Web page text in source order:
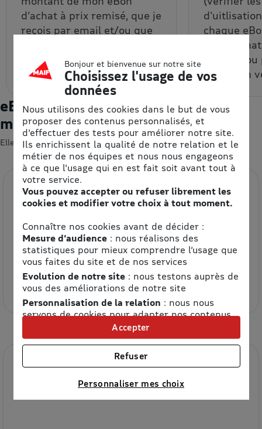
d’achat à prix remisé, que je
reçois par email et/ou que
espace personnel.
chaque
bon
un code
code à un
eBons d'achats : les enseignes du
moment
Elles devraient vous intéresser 😍
Etam
8.5% de remise
Bonjour et bienvenue sur notre site
Choisissez l'usage de vos
données
Nous utilisons des cookies dans le but de vous
proposer des contenus personnalisés, et
d'effectuer des tests pour améliorer notre site.
Ils enrichissent la qualité de notre relation et le
métier de nos équipes et nous nous engageons
à ce que l'usage qui en est fait soit avant tout à
votre service.
Vous pouvez accepter ou refuser librement les
cookies et modifier votre choix à tout moment.
Connaître nos cookies avant de décider :
Mesure d’audience: nous réalisons des
statistiques pour mieux comprendre l’usage que
vous faites du site et de nos services
Evolution de notre site: nous testons auprès de
vous des améliorations de notre site
Personnalisation de la relation : nous nous
servons de cookies pour adapter nos contenus
et personnaliser nos offres
Univers publicitaire: nous utilisons avec nos
partenaires des cookies pour afficher des
publicités personnalisées
Connaître notre politique cookies et la liste de nos
Personnaliser mes choix
Refuser
Accepter